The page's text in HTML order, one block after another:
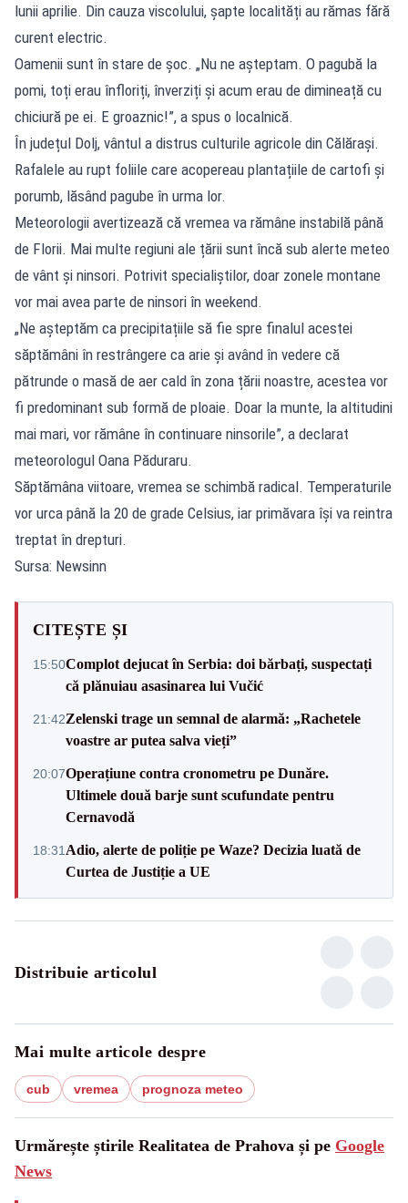
lunii aprilie. Din cauza viscolului, șapte localități au rămas fără
curent electric.
Oamenii sunt în stare de șoc. „Nu ne așteptam. O pagubă la
pomi, toți erau înfloriți, înverziți și acum erau de dimineață cu
chiciură pe ei. E groaznic!”, a spus o localnică.
În județul Dolj, vântul a distrus culturile agricole din Călărași.
Rafalele au rupt foliile care acopereau plantațiile de cartofi și
porumb, lăsând pagube în urma lor.
Meteorologii avertizează că vremea va rămâne instabilă până
de Florii. Mai multe regiuni ale țării sunt încă sub alerte meteo
de vânt și ninsori. Potrivit specialiștilor, doar zonele montane
vor mai avea parte de ninsori în weekend.
„Ne așteptăm ca precipitațiile să fie spre finalul acestei
săptămâni în restrângere ca arie și având în vedere că
pătrunde o masă de aer cald în zona țării noastre, acestea vor
fi predominant sub formă de ploaie. Doar la munte, la altitudini
mai mari, vor rămâne în continuare ninsorile”, a declarat
meteorologul Oana Păduraru.
Săptămâna viitoare, vremea se schimbă radical. Temperaturile
vor urca până la 20 de grade Celsius, iar primăvara își va reintra
treptat în drepturi.
Sursa: Newsinn
CITEȘTE ȘI
15:50Complot dejucat în Serbia: doi bărbați, suspectați
că plănuiau asasinarea lui Vučić
21:42Zelenski trage un semnal de alarmă: „Rachetele
voastre ar putea salva vieți”
20:07Operațiune contra cronometru pe Dunăre.
Ultimele două barje sunt scufundate pentru
Cernavodă
18:31 Adio, alerte de poliție pe Waze? Decizia luată de
Curtea de Justiție a UE
Distribuie articolul
Mai multe articole despre
cub vremea prognoza meteo
Urmărește știrile Realitatea de Prahova și pe Google
News